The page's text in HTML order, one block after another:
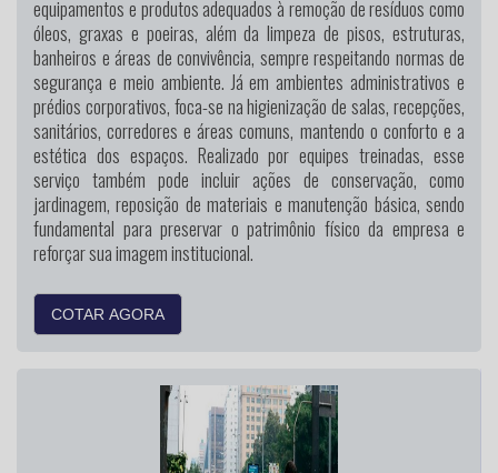
equipamentos e produtos adequados à remoção de resíduos como
óleos, graxas e poeiras, além da limpeza de pisos, estruturas,
banheiros e áreas de convivência, sempre respeitando normas de
segurança e meio ambiente. Já em ambientes administrativos e
prédios corporativos, foca-se na higienização de salas, recepções,
sanitários, corredores e áreas comuns, mantendo o conforto e a
estética dos espaços. Realizado por equipes treinadas, esse
serviço também pode incluir ações de conservação, como
jardinagem, reposição de materiais e manutenção básica, sendo
fundamental para preservar o patrimônio físico da empresa e
reforçar sua imagem institucional.
COTAR AGORA